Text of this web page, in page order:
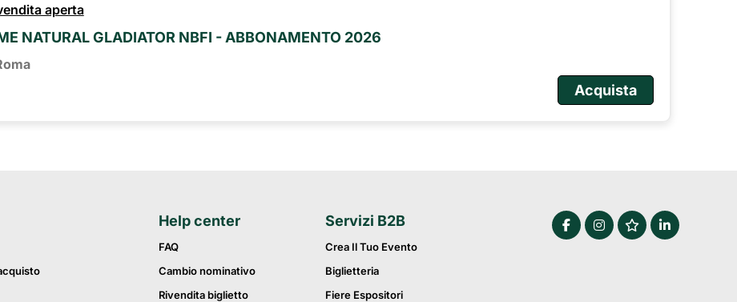
aperta
NATURAL GLADIATOR NBFI - ABBONAMENTO 2026
Acquista
Help center
FAQ
Cambio nominativo
Rivendita biglietto
Servizi B2B
Crea Il Tuo Evento
Biglietteria
Fiere Espositori